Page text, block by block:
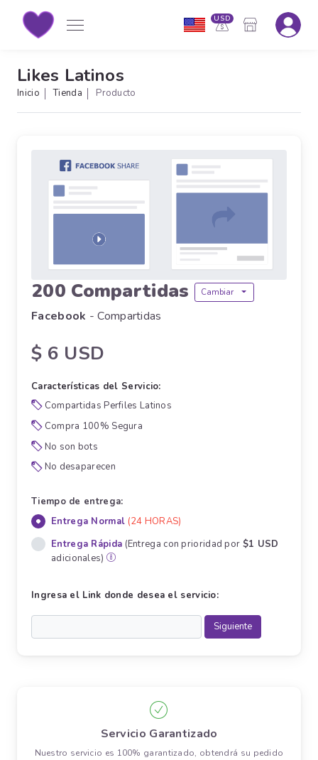
USD
Likes Latinos
Inicio Tienda Producto
200 Compartidas Cambiar
Facebook - Compartidas
$ 6 USD
Características del Servicio:
Compartidas Perfiles Latinos
Compra 100% Segura
No son bots
No desaparecen
Tiempo de entrega:
Entrega Normal (24 HORAS)
Entrega Rápida (Entrega con prioridad por $1 USD
adicionales)
Ingresa el Link donde desea el servicio:
Servicio Garantizado
Nuestro servicio es 100% garantizado, obtendrá su pedido